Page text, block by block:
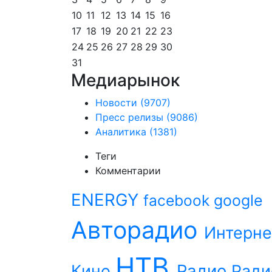
10 11 12 13 14 15 16
17 18 19 20 21 22 23
24 25 26 27 28 29 30
31
Медиарынок
Новости (9707)
Пресс релизы (9086)
Аналитика (1381)
Теги
Комментарии
ENERGY facebook google
Авторадио